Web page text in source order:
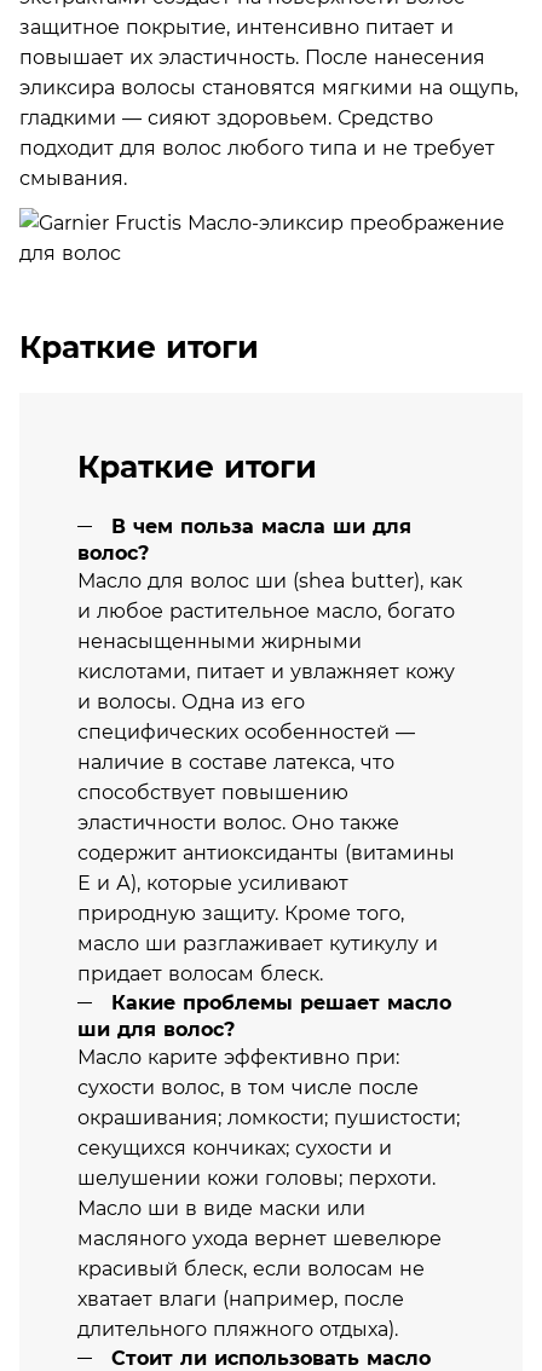
защитное покрытие, интенсивно питает и
повышает их эластичность. После нанесения
эликсира волосы становятся мягкими на ощупь,
гладкими — сияют здоровьем. Средство
подходит для волос любого типа и не требует
смывания.
Краткие итоги
Краткие итоги
В чем польза масла ши для
волос?
Масло для волос ши (shea butter), как
и любое растительное масло, богато
ненасыщенными жирными
кислотами, питает и увлажняет кожу
и волосы. Одна из его
специфических особенностей —
наличие в составе латекса, что
способствует повышению
эластичности волос. Оно также
содержит антиоксиданты (витамины
Е и А), которые усиливают
природную защиту. Кроме того,
масло ши разглаживает кутикулу и
придает волосам блеск.
Какие проблемы решает масло
ши для волос?
Масло карите эффективно при:
сухости волос, в том числе после
окрашивания; ломкости; пушистости;
секущихся кончиках; сухости и
шелушении кожи головы; перхоти.
Масло ши в виде маски или
масляного ухода вернет шевелюре
красивый блеск, если волосам не
хватает влаги (например, после
длительного пляжного отдыха).
Стоит ли использовать масло